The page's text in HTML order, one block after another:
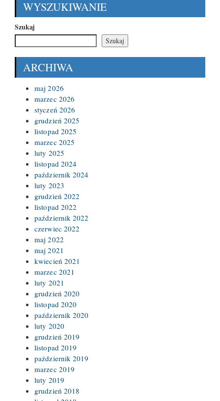
WYSZUKIWANIE
Szukaj
Szukaj
ARCHIWA
maj 2026
marzec 2026
styczeń 2026
grudzień 2025
listopad 2025
marzec 2025
luty 2025
listopad 2024
październik 2024
luty 2023
grudzień 2022
listopad 2022
październik 2022
czerwiec 2022
maj 2022
maj 2021
kwiecień 2021
marzec 2021
luty 2021
grudzień 2020
listopad 2020
październik 2020
luty 2020
grudzień 2019
listopad 2019
październik 2019
marzec 2019
luty 2019
grudzień 2018